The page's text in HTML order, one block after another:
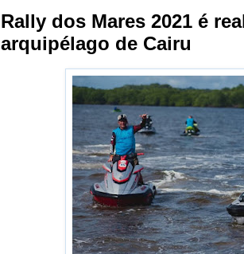
Rally dos Mares 2021 é
arquipélago de Cairu